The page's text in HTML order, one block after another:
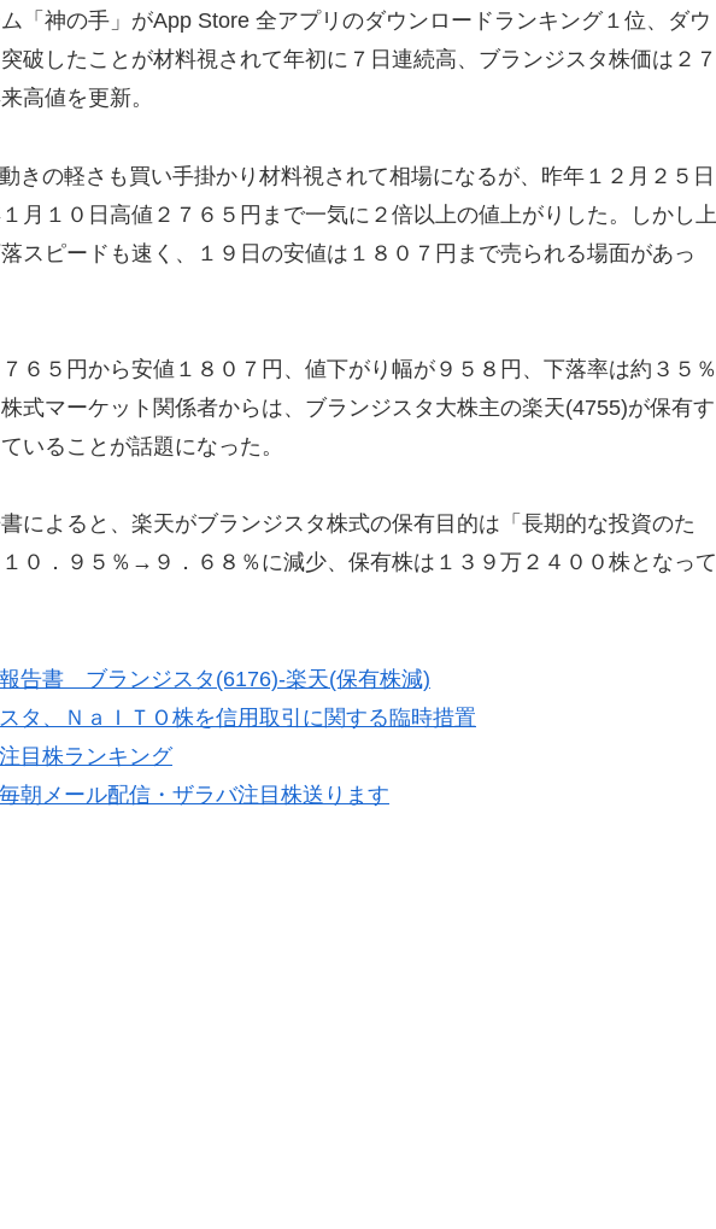
「神の手」がApp Store 全アプリのダウンロードランキング１位、ダウ
破したことが材料視されて年初に７日連続高、ブランジスタ株価は２７
高値を更新。
きの軽さも買い手掛かり材料視されて相場になるが、昨年１２月２５日
月１０日高値２７６５円まで一気に２倍以上の値上がりした。しかし上
スピードも速く、１９日の安値は１８０７円まで売られる場面があっ
６５円から安値１８０７円、値下がり幅が９５８円、下落率は約３５％
式マーケット関係者からは、ブランジスタ大株主の楽天(4755)が保有す
いることが話題になった。
によると、楽天がブランジスタ株式の保有目的は「長期的な投資のた
０．９５％→９．６８％に減少、保有株は１３９万２４００株となって
告書 ブランジスタ(6176)-楽天(保有株減)
タ、ＮａＩＴＯ株を信用取引に関する臨時措置
目株ランキング
朝メール配信・ザラバ注目株送ります